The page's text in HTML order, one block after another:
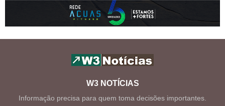
W3 NOTÍCIAS
Informação precisa para quem toma decisões importantes.